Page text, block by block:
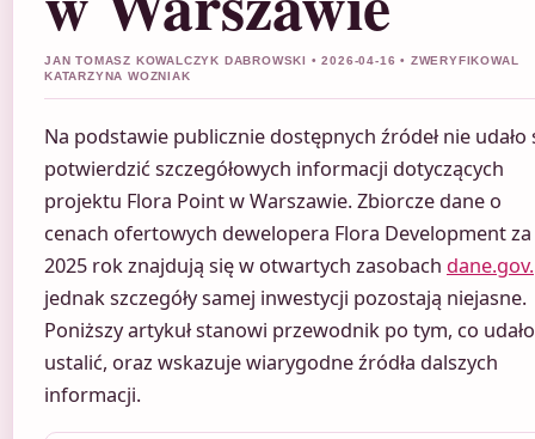
JAN TOMASZ KOWALCZYK DABROWSKI • 2026-04-16 • ZWERYFIKOWAL
KATARZYNA WOZNIAK
Na podstawie publicznie dostępnych źródeł nie udało
potwierdzić szczegółowych informacji dotyczących
projektu Flora Point w Warszawie. Zbiorcze dane o
cenach ofertowych dewelopera Flora Development za
2025 rok znajdują się w otwartych zasobach
jednak szczegóły samej inwestycji pozostają niejasne.
Poniższy artykuł stanowi przewodnik po tym, co
ustalić, oraz wskazuje wiarygodne źródła dalszych
informacji.